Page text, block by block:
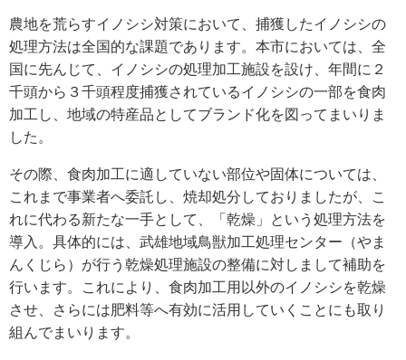
農地を荒らすイノシシ対策において、捕獲したイノシシの
処理方法は全国的な課題であります。本市においては、全
国に先んじて、イノシシの処理加工施設を設け、年間に２
千頭から３千頭程度捕獲されているイノシシの一部を食肉
加工し、地域の特産品としてブランド化を図ってまいりま
した。
その際、食肉加工に適していない部位や固体については、
これまで事業者へ委託し、焼却処分しておりましたが、こ
れに代わる新たな一手として、「乾燥」という処理方法を
導入。具体的には、武雄地域鳥獣加工処理センター（やま
んくじら）が行う乾燥処理施設の整備に対しまして補助を
行います。これにより、食肉加工用以外のイノシシを乾燥
させ、さらには肥料等へ有効に活用していくことにも取り
組んでまいります。